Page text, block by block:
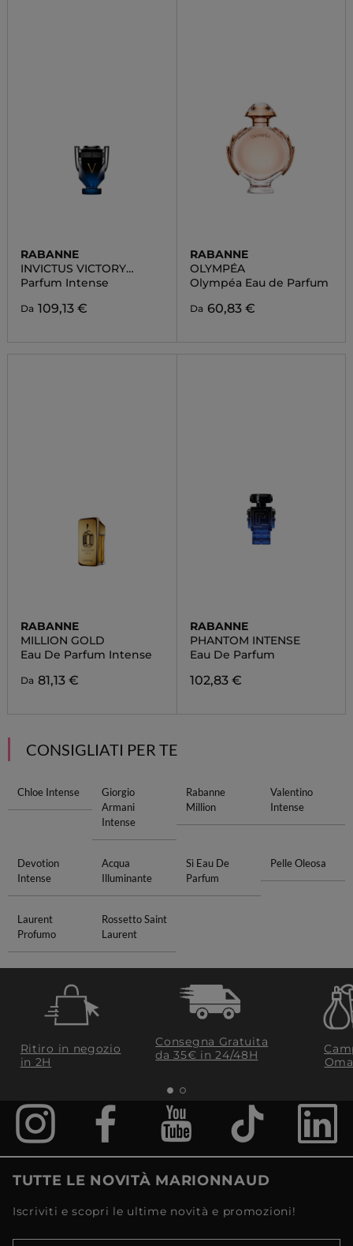
RABANNE
INVICTUS VICTORY
ELIXIR
Parfum Intense
Da 109,13 €
RABANNE
OLYMPÉA
Olympéa Eau de Parfum
Da 60,83 €
RABANNE
MILLION GOLD
Eau De Parfum Intense
Da 81,13 €
RABANNE
PHANTOM INTENSE
Eau De Parfum
102,83 €
CONSIGLIATI PER TE
Chloe Intense
Giorgio
Armani
Intense
Rabanne
Million
Valentino
Intense
Devotion
Intense
Acqua
Illuminante
Sì Eau De
Parfum
Pelle Oleosa
Laurent
Profumo
Rossetto Saint
Laurent
Ritiro in negozio
in 2H
Consegna Gratuita
da 35€​ in 24/48H
TUTTE LE NOVITÀ MARIONNAUD
Iscriviti e scopri le ultime novità e promozioni!